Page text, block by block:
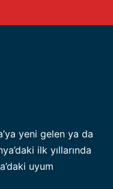
yeni gelen ya da
ilk yıllarında
uyum